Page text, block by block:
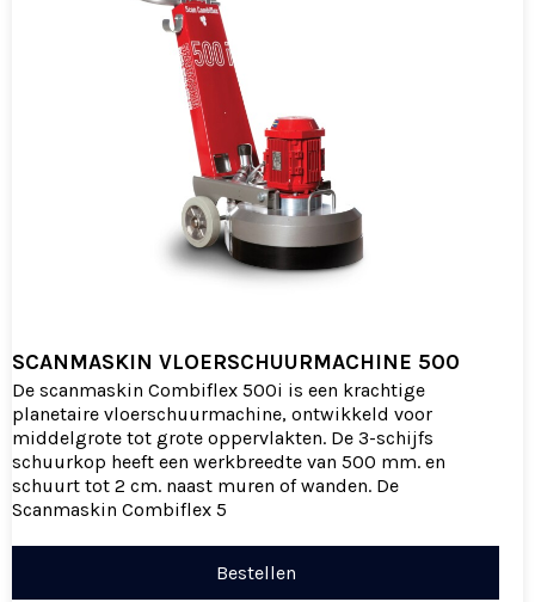
SCANMASKIN VLOERSCHUURMACHINE 500
De scanmaskin Combiflex 500i is een krachtige
planetaire vloerschuurmachine, ontwikkeld voor
middelgrote tot grote oppervlakten. De 3-schijfs
schuurkop heeft een werkbreedte van 500 mm. en
schuurt tot 2 cm. naast muren of wanden. De
Scanmaskin Combiflex 5
Bestellen